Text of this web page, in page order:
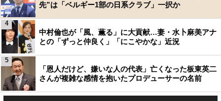
先”は「ベルギー1部の日系クラブ」一択か
中村倫也が「風、薫る」に大貢献…妻・水卜麻美アナ
との「ずっと仲良く」「にこやかな」近況
4
「恩人だけど、嫌いな人の代表」亡くなった板東英二
さんが複雑な感情を抱いたプロデューサーの名前
5